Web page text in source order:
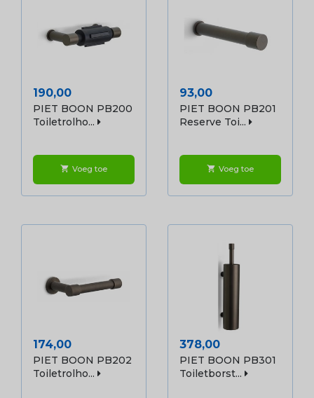
Prijs
190,00
PIET BOON PB200
Toiletrolho...
shopping_cart Voeg toe
Prijs
93,00
PIET BOON PB201
Reserve Toi...
shopping_cart Voeg toe
Prijs
174,00
PIET BOON PB202
Toiletrolho...
Prijs
378,00
PIET BOON PB301
Toiletborst...